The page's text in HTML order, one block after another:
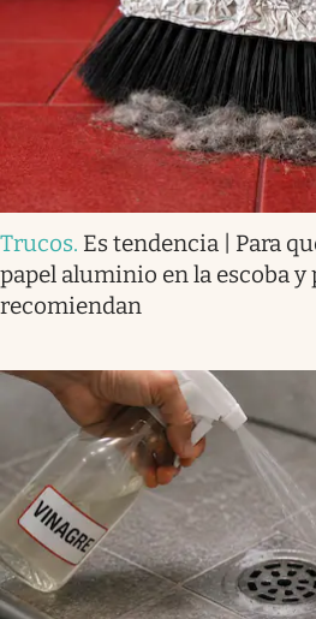
Trucos. Es tendencia | Para
papel aluminio en la escoba y
recomiendan